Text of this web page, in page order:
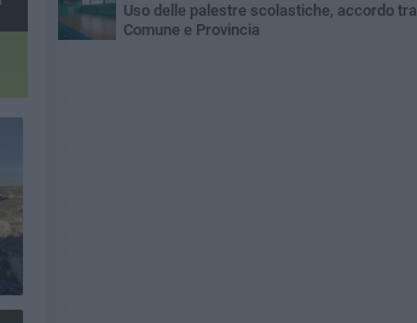
Uso delle palestre scolastiche, accordo tra
Comune e Provincia